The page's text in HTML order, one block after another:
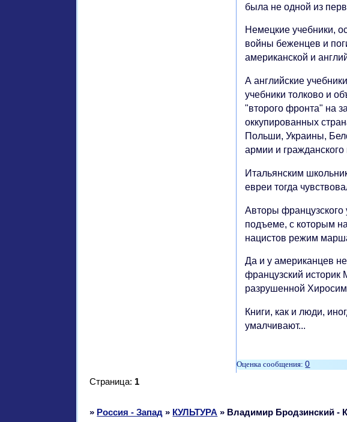
была не одной из
Немецкие учебники,
войны беженцев и
американской и
А английские
учебники толково и
"второго фронта" на
оккупированных
Польши, Украины,
армии и
Итальянским
евреи тогда
Авторы
подъеме, с которым
нацистов режим
Да и у американцев
французский историк
разрушенной
Книги, как и люди,
умалчивают...
0
Страница: 1
» Россия - Запад » КУЛЬТУРА » Владимир Бродзинский -